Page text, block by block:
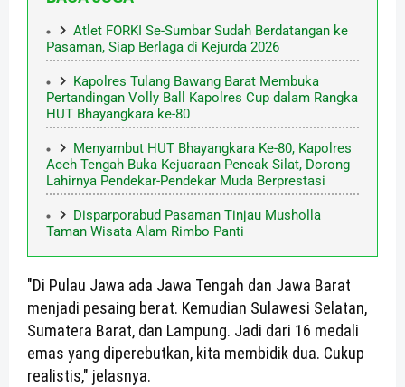
Atlet FORKI Se-Sumbar Sudah Berdatangan ke
Pasaman, Siap Berlaga di Kejurda 2026
Kapolres Tulang Bawang Barat Membuka
Pertandingan Volly Ball Kapolres Cup dalam Rangka
HUT Bhayangkara ke-80
Menyambut HUT Bhayangkara Ke-80, Kapolres
Aceh Tengah Buka Kejuaraan Pencak Silat, Dorong
Lahirnya Pendekar-Pendekar Muda Berprestasi
Disparporabud Pasaman Tinjau Musholla
Taman Wisata Alam Rimbo Panti
"Di Pulau Jawa ada Jawa Tengah dan Jawa Barat
menjadi pesaing berat. Kemudian Sulawesi Selatan,
Sumatera Barat, dan Lampung. Jadi dari 16 medali
emas yang diperebutkan, kita membidik dua. Cukup
realistis," jelasnya.